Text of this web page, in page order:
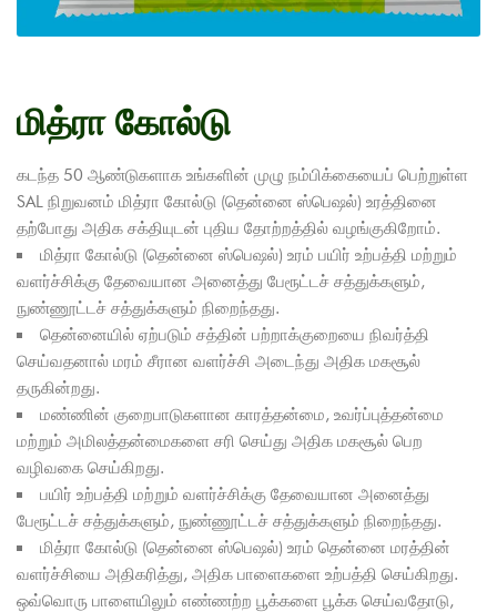
மித்ரா கோல்டு
கடந்த 50 ஆண்டுகளாக உங்களின் முழு நம்பிக்கையைப் பெற்றுள்ள
SAL நிறுவனம் மித்ரா கோல்டு (தென்னை ஸ்பெஷல்) உரத்தினை
தற்போது அதிக சக்தியுடன் புதிய தோற்றத்தில் வழங்குகிறோம்.
மித்ரா கோல்டு (தென்னை ஸ்பெஷல்) உரம் பயிர் உற்பத்தி மற்றும்
வளர்ச்சிக்கு தேவையான அனைத்து பேரூட்டச் சத்துக்களும்,
நுண்ணூட்டச் சத்துக்களும் நிறைந்தது.
தென்னையில் ஏற்படும் சத்தின் பற்றாக்குறையை நிவர்த்தி
செய்வதனால் மரம் சீரான வளர்ச்சி அடைந்து அதிக மகசூல்
தருகின்றது.
மண்ணின் குறைபாடுகளான காரத்தன்மை, உவர்ப்புத்தன்மை
மற்றும் அமிலத்தன்மைகளை சரி செய்து அதிக மகசூல் பெற
வழிவகை செய்கிறது.
பயிர் உற்பத்தி மற்றும் வளர்ச்சிக்கு தேவையான அனைத்து
பேரூட்டச் சத்துக்களும், நுண்ணூட்டச் சத்துக்களும் நிறைந்தது.
மித்ரா கோல்டு (தென்னை ஸ்பெஷல்) உரம் தென்னை மரத்தின்
வளர்ச்சியை அதிகரித்து, அதிக பாளைகளை உற்பத்தி செய்கிறது.
ஒவ்வொரு பாளையிலும் எண்ணற்ற பூக்களை பூக்க செய்வதோடு,